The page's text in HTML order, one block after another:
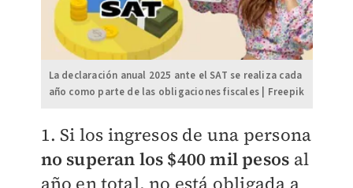
La declaración anual 2025 ante el SAT se realiza cada
año como parte de las obligaciones fiscales | Freepik
1. Si los ingresos de una persona
no superan los $400 mil pesos al
año en total, no está obligada a